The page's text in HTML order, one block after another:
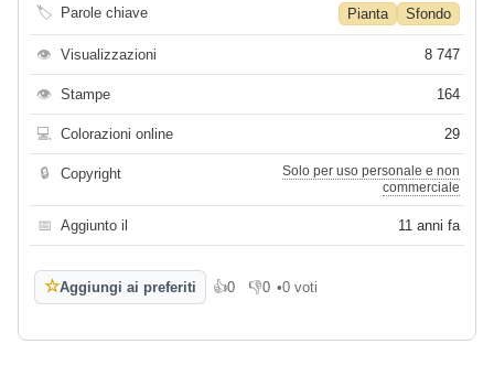
🏷 Parole chiave Pianta Sfondo
👁 Visualizzazioni 8 747
👁 Stampe 164
💻 Colorazioni online 29
🔒 Copyright
Solo per uso personale e non
commerciale
📅 Aggiunto il 11 anni fa
☆Aggiungi ai preferiti 👍0
Mi piace
👎0
Non mi piace
•0 voti